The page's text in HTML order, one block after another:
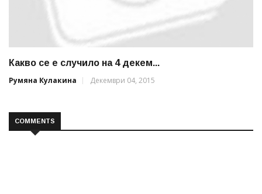
Какво се е случило на 4 декем...
Румяна Кулакина
Декември 04, 2015
COMMENTS